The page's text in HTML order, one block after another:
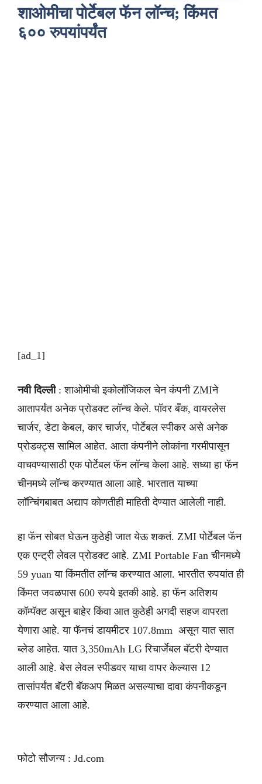
शाओमीचा पोर्टेबल फॅन लॉन्च; किंमत
६०० रुपयांपर्यंत
[ad_1]
नवी दिल्ली: शाओमीची इकोलॉजिकल चेन कंपनी ZMIने
आतापर्यंत अनेक प्रोडक्ट लॉन्च केले. पॉवर बँक, वायरलेस
चार्जर, डेटा केबल, कार चार्जर, पोर्टेबल स्पीकर असे अनेक
प्रोडक्ट्स सामिल आहेत. आता कंपनीने लोकांना गरमीपासून
वाचवण्यासाठी एक पोर्टेबल फॅन लॉन्च केला आहे. सध्या हा फॅन
चीनमध्ये लॉन्च करण्यात आला आहे. भारतात याच्या
लॉन्चिंगबाबत अद्याप कोणतीही माहिती देण्यात आलेली नाही.
हा फॅन सोबत घेऊन कुठेही जात येऊ शकतं. ZMI पोर्टेबल फॅन
एक एन्ट्री लेवल प्रोडक्ट आहे. ZMI Portable Fan चीनमध्ये
59 yuan या किंमतीत लॉन्च करण्यात आला. भारतीत रुपयांत ही
किंमत जवळपास 600 रुपये इतकी आहे. हा फॅन अतिशय
कॉम्पॅक्ट असून बाहेर किंवा आत कुठेही अगदी सहज वापरता
येणारा आहे. या फॅनचं डायमीटर 107.8mm असून यात सात
ब्लेड आहेत. यात 3,350mAh LG रिचार्जेबल बॅटरी देण्यात
आली आहे. बेस लेवल स्पीडवर याचा वापर केल्यास 12
तासांपर्यंत बॅटरी बॅकअप मिळत असल्याचा दावा कंपनीकडून
करण्यात आला आहे.
फोटो सौजन्य : Jd.com